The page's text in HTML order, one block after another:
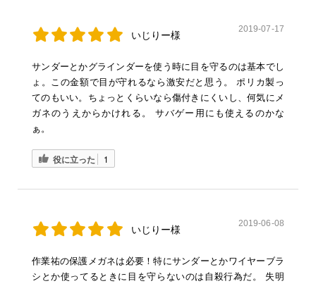
いじりー様
2019-07-17
サンダーとかグラインダーを使う時に目を守るのは基本でし
ょ。この金額で目が守れるなら激安だと思う。 ポリカ製っ
てのもいい。ちょっとくらいなら傷付きにくいし、何気にメ
ガネのうえからかけれる。 サバゲー用にも使えるのかな
ぁ。
役に立った 1
いじりー様
2019-06-08
作業祐の保護メガネは必要！特にサンダーとかワイヤーブラ
シとか使ってるときに目を守らないのは自殺行為だ。 失明